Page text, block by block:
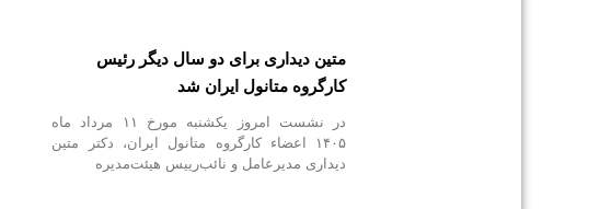
متین دیداری برای دو سال دیگر رئیس
کارگروه متانول ایران شد
در نشست امروز یکشنبه مورخ ۱۱ مرداد ماه
۱۴۰۵ اعضاء کارگروه متانول ایران، دکتر متین
دیداری مدیرعامل و‌ نائب‌رییس هیئت‌مدیره